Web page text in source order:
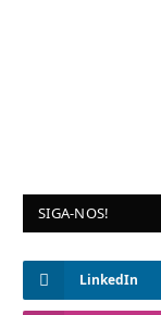
SIGA-NOS!
LinkedIn